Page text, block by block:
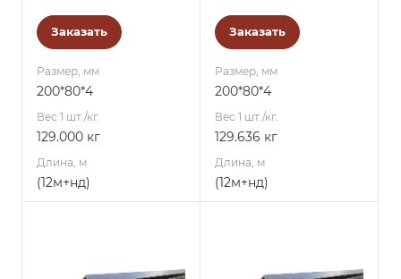
Заказать
Размер, мм
200*80*4
Вес 1 шт./кг.
129.000 кг
Длина, м
(12м+нд)
Заказать
Размер, мм
200*80*4
Вес 1 шт./кг.
129.636 кг
Длина, м
(12м+нд)